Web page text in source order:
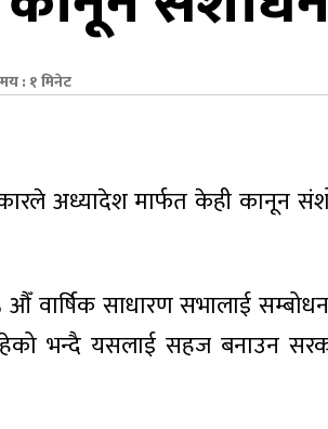
: १ मिनेट
अध्यादेश मार्फत केही कानून
वार्षिक साधारण सभालाई
भन्दै यसलाई सहज बनाउन